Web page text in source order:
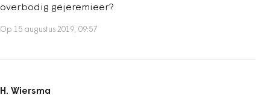
overbodig gejeremieer?
Op 15 augustus 2019, 09:57
H. Wiersma